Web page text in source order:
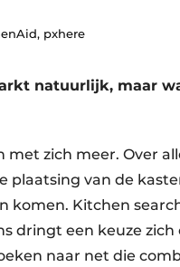
pxhere
natuurlijk, maar
zich meer. Over
plaatsing van de
Kitchen
dringt een keuze zich
naar net die